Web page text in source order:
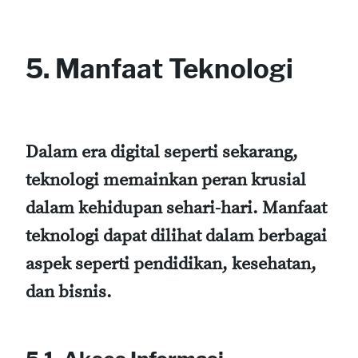
5. Manfaat Teknologi
Dalam era digital seperti sekarang,
teknologi memainkan peran krusial
dalam kehidupan sehari-hari. Manfaat
teknologi dapat dilihat dalam berbagai
aspek seperti pendidikan, kesehatan,
dan bisnis.